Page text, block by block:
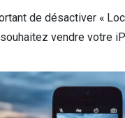
de désactiver «
vendre votre